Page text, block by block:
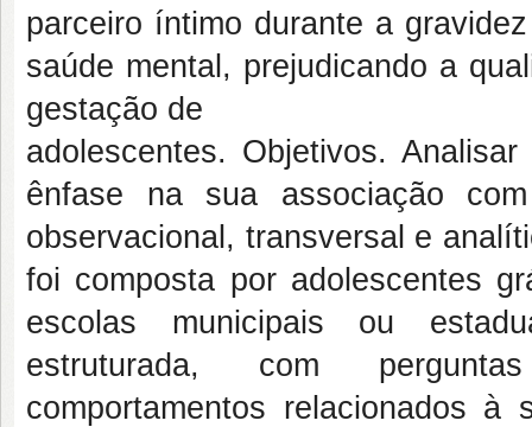
parceiro íntimo durante a
saúde mental, prejudicando a
gestação de
adolescentes. Objetivos.
ênfase na sua associação
observacional, transversal e
foi composta por adolescentes
escolas municipais ou
estruturada, com
comportamentos relacionados à